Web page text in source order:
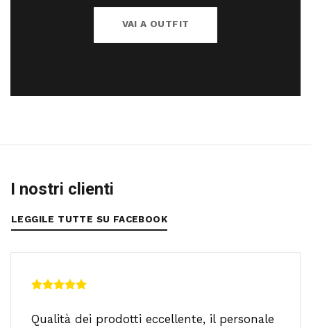
VAI A OUTFIT
I nostri clienti
LEGGILE TUTTE SU FACEBOOK
Qualità dei prodotti eccellente, il personale